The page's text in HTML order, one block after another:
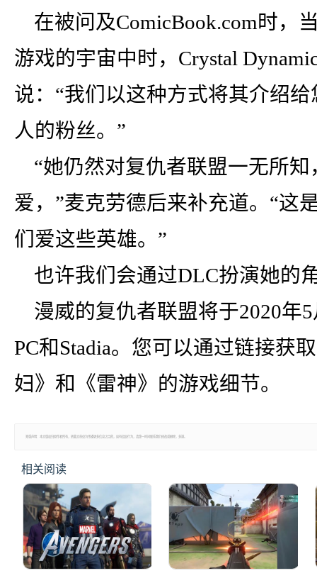
在被问及ComicBook.com时，
游戏的宇宙中时，Crystal
说：“我们以这种方式将其介绍
人的粉丝。”
“她仍然对复仇者联盟一无所
爱，”麦克劳德后来补充道。“这
们爱这些英雄。”
也许我们会通过DLC扮演她的
漫威的复仇者联盟将于2020年
PC和Stadia。您可以通过链接获
妇》和《雷神》的游戏细节。
郑重声明：本文版权归原作者所有，转载文章仅为传播更多信息之目的，如有侵权行为，请第一时间联系我们修改或删除，多谢。
相关阅读